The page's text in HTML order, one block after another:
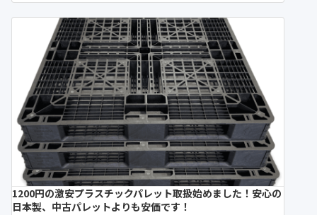
1200円の激安プラスチックパレット取扱始めました！安心の
日本製、中古パレットよりも安価です！